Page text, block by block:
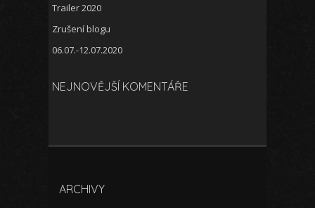
Trailer 2020
Zrušení blogu
06.07.-12.07.2020
NEJNOVĚJŠÍ KOMENTÁŘE
ARCHIVY